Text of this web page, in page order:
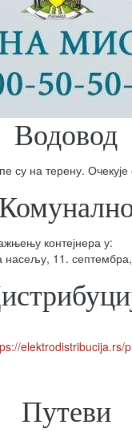
Водовод
су на терену.
контејнера у:
11.
elektrodistribucija.rs/
Путеви